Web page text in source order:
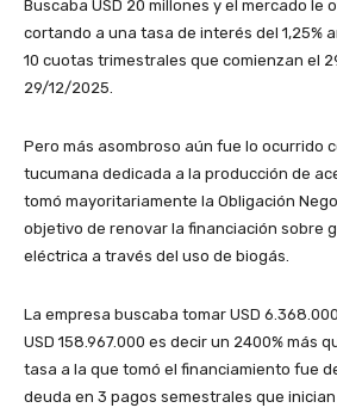
Buscaba USD 20 millones y el mercado le
cortando a una tasa de interés del 1,25%
10 cuotas trimestrales que comienzan el
29/12/2025.
Pero más asombroso aún fue lo ocurrido
tucumana dedicada a la producción de
tomó mayoritariamente la Obligación
objetivo de renovar la financiación sobre
eléctrica a través del uso de biogás.
La empresa buscaba tomar USD
USD 158.967.000 es decir un 2400% más
tasa a la que tomó el financiamiento fue
deuda en 3 pagos semestrales que